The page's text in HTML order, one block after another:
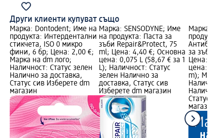
Други клиенти купуват също
Марка: Dontodent; Име на
продукта: Интердентални
стикчета, ISO 0 микро
фини, 6 бр; Цена: 2,00 €;
Марка на dm лого;
Наличност: Статус зелен
Налично за доставка,
Статус сив Изберете dm
магазин
Марка: SENSODYNE; Име
на продукта: Паста за
зъби Repair&Protect, 75
ml; Цена: 4,40 €; Основна
цена: 0,075 L (58,67 € за 1
L); Наличност: Статус
зелен Налично за
доставка, Статус сив
Изберете dm магазин
Марка:
за зъби
Цена:
цена:
m);
Статус
магазин